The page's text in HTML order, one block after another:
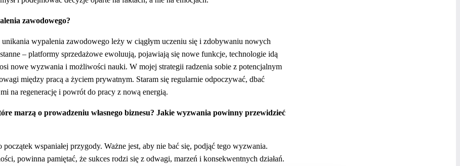
zawodowego?
wypalenia zawodowego leży w ciągłym uczeniu się i zdobywaniu nowych
– platformy sprzedażowe ewoluują, pojawiają się nowe funkcje, technologie idą
nowe wyzwania i możliwości nauki. W mojej strategii radzenia sobie z potencjalnym
między pracą a życiem prywatnym. Staram się regularnie odpoczywać, dbać
na regenerację i powrót do pracy z nową energią.
marzą o prowadzeniu własnego biznesu? Jakie wyzwania powinny przewidzieć
wspaniałej przygody. Ważne jest, aby nie bać się, podjąć tego wyzwania.
powinna pamiętać, że sukces rodzi się z odwagi, marzeń i konsekwentnych działań.